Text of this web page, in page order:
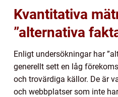
Kvantitativa
”alternativa
Enligt undersökningar har
generellt sett en låg
och trovärdiga källor. De är
och webbplatser som inte